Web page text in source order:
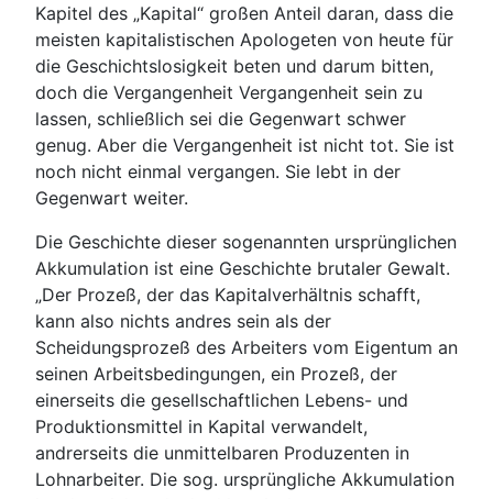
Kapitel des „Kapital“ großen Anteil daran, dass die
meisten kapitalistischen Apologeten von heute für
die Geschichtslosigkeit beten und darum bitten,
doch die Vergangenheit Vergangenheit sein zu
lassen, schließlich sei die Gegenwart schwer
genug. Aber die Vergangenheit ist nicht tot. Sie ist
noch nicht einmal vergangen. Sie lebt in der
Gegenwart weiter.
Die Geschichte dieser sogenannten ursprünglichen
Akkumulation ist eine Geschichte brutaler Gewalt.
„Der Prozeß, der das Kapitalverhältnis schafft,
kann also nichts andres sein als der
Scheidungsprozeß des Arbeiters vom Eigentum an
seinen Arbeitsbedingungen, ein Prozeß, der
einerseits die gesellschaftlichen Lebens- und
Produktionsmittel in Kapital verwandelt,
andrerseits die unmittelbaren Produzenten in
Lohnarbeiter. Die sog. ursprüngliche Akkumulation